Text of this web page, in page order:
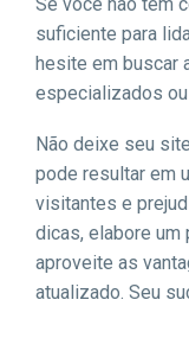
suficiente para
hesite em buscar
especializados
Não deixe seu
pode resultar em
visitantes e
dicas, elabore um
aproveite as
atualizado. Seu